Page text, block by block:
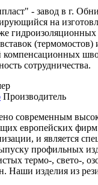
- завод в г.
на
(термомостов)
сотрудничества.
Производитель
современным
европейских
и является
профильных
термо-, свето-,
Наши изделия из